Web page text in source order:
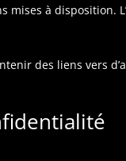
mises à disposition.
des liens vers